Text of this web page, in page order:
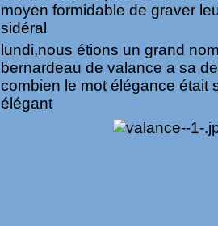
moyen formidable de graver
sidéral
lundi,nous étions un grand
bernardeau de valance a sa
combien le mot élégance était
élégant